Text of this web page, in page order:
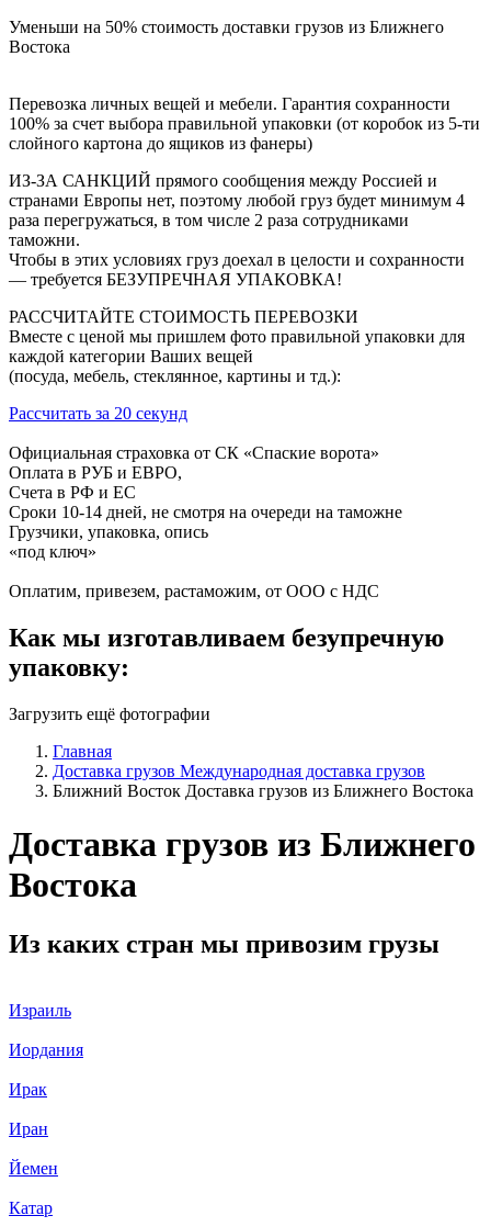
Уменьши на 50% стоимость доставки грузов из Ближнего
Востока
Перевозка личных вещей и мебели. Гарантия сохранности
100% за счет выбора правильной упаковки (от коробок из 5-ти
слойного картона до ящиков из фанеры)
ИЗ-ЗА САНКЦИЙ прямого сообщения между Россией и
странами Европы нет, поэтому любой груз будет минимум 4
раза перегружаться, в том числе 2 раза сотрудниками
таможни.
Чтобы в этих условиях груз доехал в целости и сохранности
— требуется БЕЗУПРЕЧНАЯ УПАКОВКА!
РАССЧИТАЙТЕ СТОИМОСТЬ ПЕРЕВОЗКИ
Вместе с ценой мы пришлем фото правильной упаковки для
каждой категории Ваших вещей
(посуда, мебель, стеклянное, картины и тд.):
Рассчитать за 20 секунд
Официальная страховка от СК «Спаские ворота»
Оплата в РУБ и ЕВРО,
Счета в РФ и ЕС
Сроки 10-14 дней, не смотря на очереди на таможне
Грузчики, упаковка, опись
«под ключ»
Оплатим, привезем, растаможим, от ООО с НДС
Как мы изготавливаем безупречную
упаковку:
Загрузить ещё фотографии
Главная
Доставка грузов Международная доставка грузов
Ближний Восток Доставка грузов из Ближнего Востока
Доставка грузов из Ближнего
Востока
Из каких стран мы привозим грузы
Израиль
Иордания
Ирак
Иран
Йемен
Катар